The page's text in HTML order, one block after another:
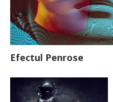
Efectul Penrose